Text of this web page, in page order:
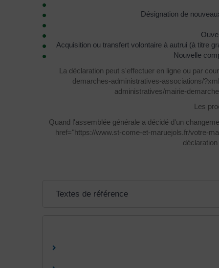
Désignation de
Acquisition ou transfert volontaire à autrui (à titre
Nouvelle
La déclaration peut s'effectuer en ligne ou par
demarches-administratives-associations/
administratives/mairie-
Les
Quand l'assemblée générale a décidé d'un
href="https://www.st-come-et-maruejols.fr/votre-
Textes de référence